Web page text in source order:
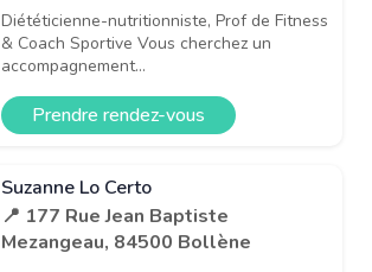
Diététicienne-nutritionniste, Prof de Fitness
& Coach Sportive Vous cherchez un
accompagnement...
Prendre rendez-vous
Suzanne Lo Certo
📍 177 Rue Jean Baptiste
Mezangeau, 84500 Bollène